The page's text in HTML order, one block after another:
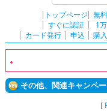
トップページ 無料
すぐに認証
1
カード発行
申込 購入
その他、関連キャンペ
[